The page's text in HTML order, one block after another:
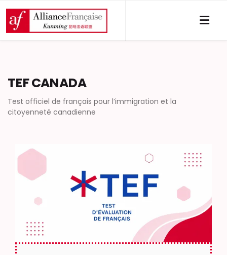
TEF CANADA
Test officiel de français pour l’immigration et la
citoyenneté canadienne